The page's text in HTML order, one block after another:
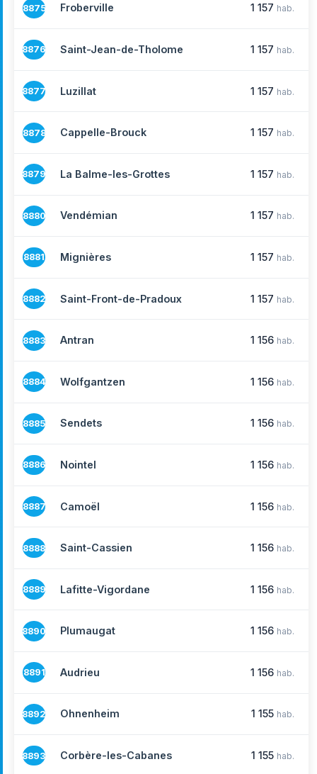
8875 Froberville 1 157 hab.
8876 Saint-Jean-de-Tholome 1 157 hab.
8877 Luzillat 1 157 hab.
8878 Cappelle-Brouck 1 157 hab.
8879 La Balme-les-Grottes 1 157 hab.
8880 Vendémian 1 157 hab.
8881 Mignières 1 157 hab.
8882 Saint-Front-de-Pradoux 1 157 hab.
8883 Antran 1 156 hab.
8884 Wolfgantzen 1 156 hab.
8885 Sendets 1 156 hab.
8886 Nointel 1 156 hab.
8887 Camoël 1 156 hab.
8888 Saint-Cassien 1 156 hab.
8889 Lafitte-Vigordane 1 156 hab.
8890 Plumaugat 1 156 hab.
8891 Audrieu 1 156 hab.
8892 Ohnenheim 1 155 hab.
8893 Corbère-les-Cabanes 1 155 hab.